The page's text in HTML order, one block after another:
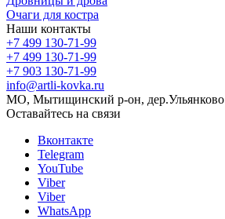
Очаги для костра
Наши контакты
+7 499 130-71-99
+7 499 130-71-99
+7 903 130-71-99
info@artli-kovka.ru
МО, Мытищинский р-он, дер.Ульянково
Оставайтесь на связи
Вконтакте
Telegram
YouTube
Viber
Viber
WhatsApp